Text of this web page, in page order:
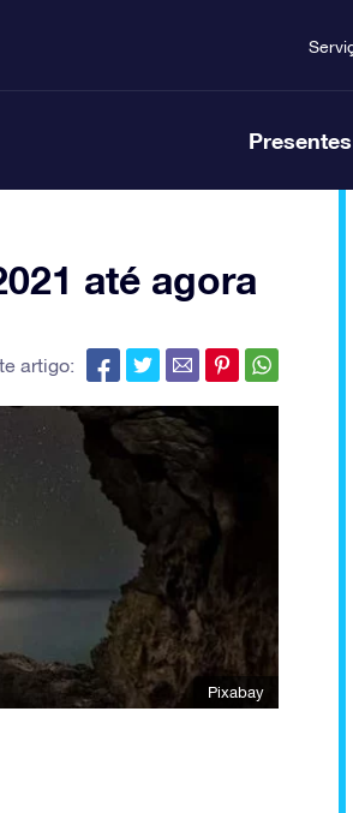
até agora
artigo:
Pixabay